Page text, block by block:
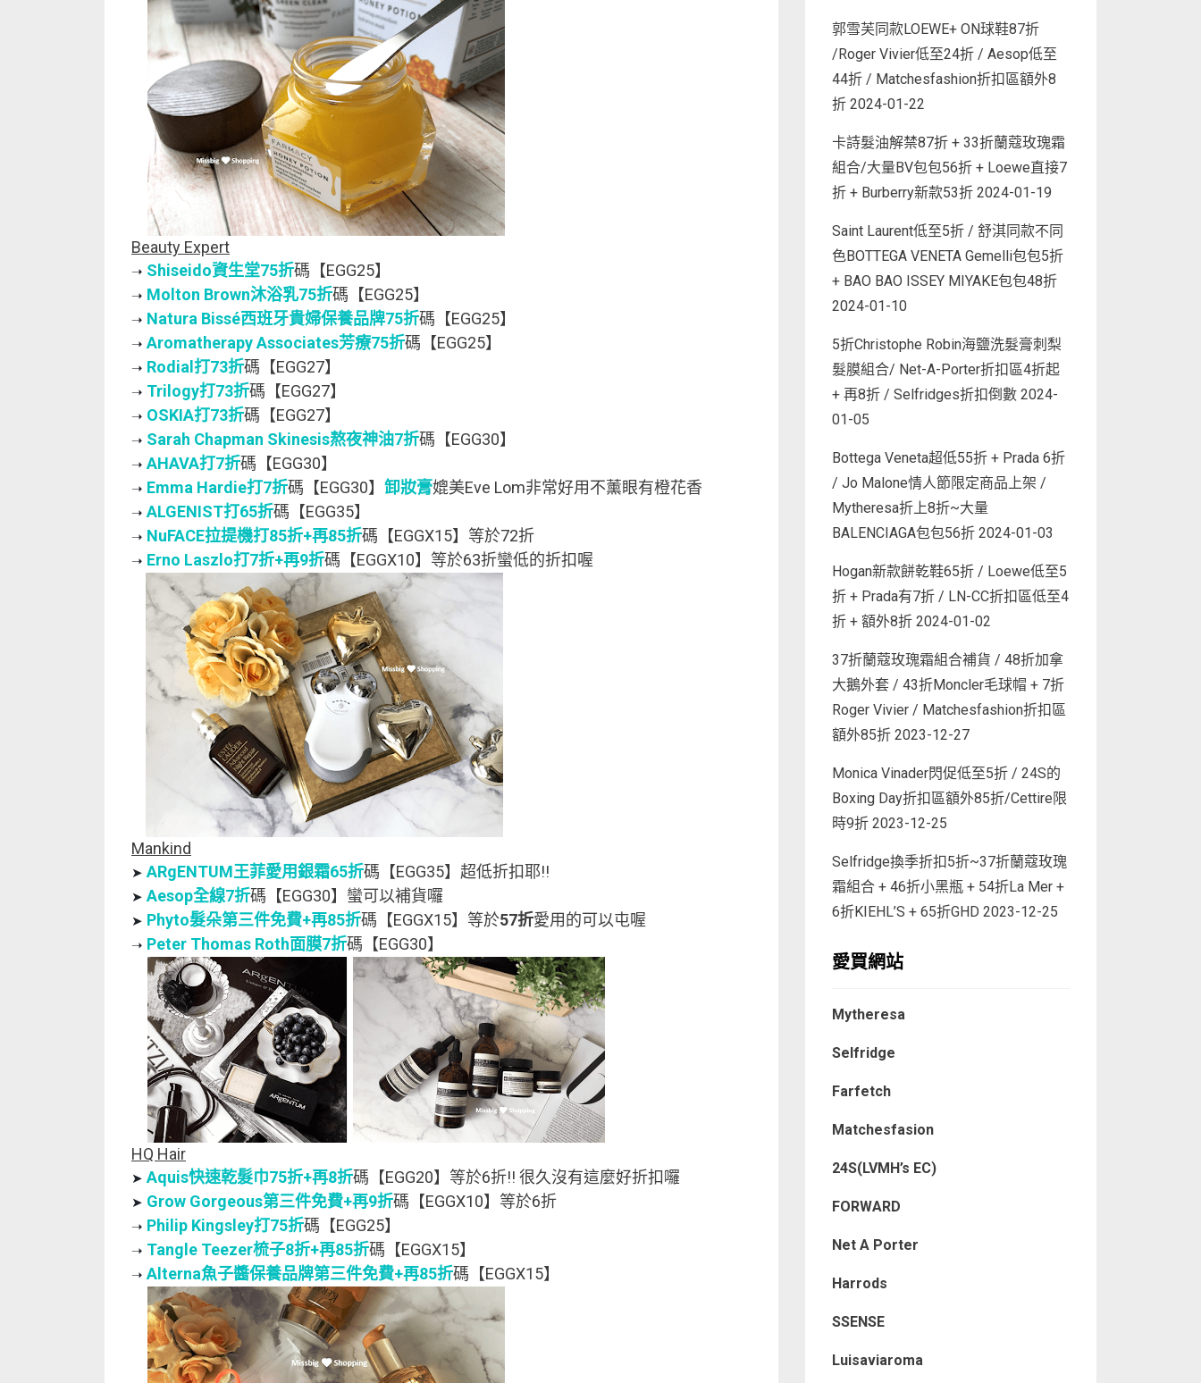
Beauty Expert
➝ Shiseido資生堂75折碼【EGG25】
➝ Molton Brown沐浴乳75折碼【EGG25】
➝ Natura Bissé西班牙貴婦保養品牌75折碼【EGG25】
➝ Aromatherapy Associates芳療75折碼【EGG25】
➝ Rodial打73折碼【EGG27】
➝ Trilogy打73折碼【EGG27】
➝ OSKIA打73折碼【EGG27】
➝ Sarah Chapman Skinesis熬夜神油7折碼【EGG30】
➝ AHAVA打7折碼【EGG30】
➝ Emma Hardie打7折碼【EGG30】 卸妝膏媲美Eve Lom非常好用不薰眼有橙花香
➝ ALGENIST打65折碼【EGG35】
➝ NuFACE拉提機打85折+再85折碼【EGGX15】等於72折
➝ Erno Laszlo打7折+再9折碼【EGGX10】等於63折蠻低的折扣喔
Mankind
➤ ARgENTUM王菲愛用銀霜65折碼【EGG35】超低折扣耶!!
➤ Aesop全線7折碼【EGG30】蠻可以補貨囉
➤ Phyto髮朵第三件免費+再85折碼【EGGX15】等於57折愛用的可以屯喔
➝ Peter Thomas Roth面膜7折碼【EGG30】
HQ Hair
➤ Aquis快速乾髮巾75折+再8折碼【EGG20】等於6折!! 很久沒有這麼好折扣囉
➤ Grow Gorgeous第三件免費+再9折碼【EGGX10】等於6折
➝ Philip Kingsley打75折碼【EGG25】
➝ Tangle Teezer梳子8折+再85折碼【EGGX15】
➝ Alterna魚子醬保養品牌第三件免費+再85折碼【EGGX15】
郭雪芙同款LOEWE+ ON球鞋87折
/Roger Vivier低至24折 / Aesop低至
44折 / Matchesfashion折扣區額外8
折 2024-01-22
卡詩髮油解禁87折 + 33折蘭蔻玫瑰霜
組合/大量BV包包56折 + Loewe直接7
折 + Burberry新款53折 2024-01-19
Saint Laurent低至5折 / 舒淇同款不同
色BOTTEGA VENETA Gemelli包包5折
+ BAO BAO ISSEY MIYAKE包包48折
2024-01-10
5折Christophe Robin海鹽洗髮膏刺梨
髮膜組合/ Net-A-Porter折扣區4折起
+ 再8折 / Selfridges折扣倒數 2024-
01-05
Bottega Veneta超低55折 + Prada 6折
/ Jo Malone情人節限定商品上架 /
Mytheresa折上8折~大量
BALENCIAGA包包56折 2024-01-03
Hogan新款餅乾鞋65折 / Loewe低至5
折 + Prada有7折 / LN-CC折扣區低至4
折 + 額外8折 2024-01-02
37折蘭蔻玫瑰霜組合補貨 / 48折加拿
大鵝外套 / 43折Moncler毛球帽 + 7折
Roger Vivier / Matchesfashion折扣區
額外85折 2023-12-27
Monica Vinader閃促低至5折 / 24S的
Boxing Day折扣區額外85折/Cettire限
時9折 2023-12-25
Selfridge換季折扣5折~37折蘭蔻玫瑰
霜組合 + 46折小黑瓶 + 54折La Mer +
6折KIEHL’S + 65折GHD 2023-12-25
愛買網站
Mytheresa
Selfridge
Farfetch
Matchesfasion
24S(LVMH’s EC)
FORWARD
Net A Porter
Harrods
SSENSE
Luisaviaroma